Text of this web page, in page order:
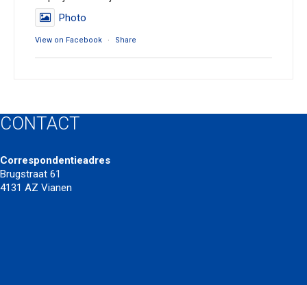
Photo
View on Facebook · Share
*Save the date, 27 juni!!*
Hey allemaal, inmiddels zijn we al weer een beetje
seizoen. Als afsluiter wordt weer het jaarlijks
beachtoernooi georganiseerd en aansluitend de
vrijwilligersbbq. Voor de vrijwilligers wordt deze bbq
CONTACT
Correspondentieadres
Brugstraat 61
4131 AZ Vianen